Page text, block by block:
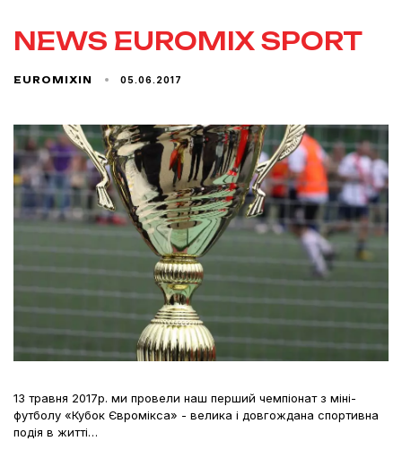
NEWS EUROMIX SPORT
EUROMIXIN 05.06.2017
13 травня 2017р. ми провели наш перший чемпіонат з міні-
футболу «Кубок Євромікса» - велика і довгождана спортивна
подія в житті…